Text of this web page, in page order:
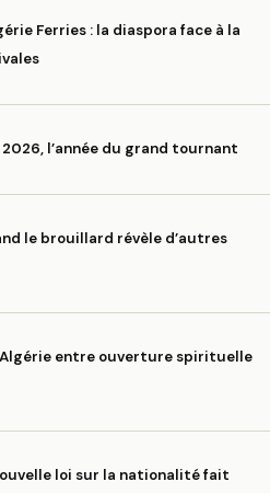
Ferries : la diaspora face à la
l’année du grand tournant
le brouillard révèle d’autres
entre ouverture spirituelle
loi sur la nationalité fait